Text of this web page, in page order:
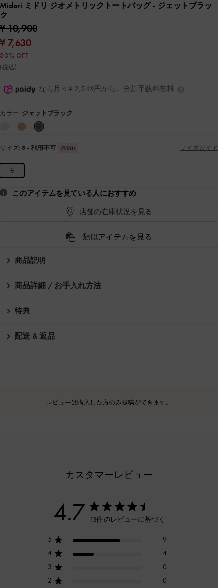
Midori ミドリ ジオメトリックトートバッグ- ジェットブラッ
ク
¥ 10,900
¥ 7,630
30% OFF
(税込)
なら月々¥ 2,543円から。分割手数料無料
カラー: ジェットブラック
サイズ: S - 利用不可 品切れ サイズガイド
S
このアイテムを見ている人におすすめ
店舗の在庫状況を見る
類似アイテムを見る
商品説明
商品詳細 / お手入れ方法
特典
配送 & 返品
レビューは購入した方のみ投稿ができます。
カスタマーレビュー
4.7 13件のレビューに基づく
5
9
4
4
3
0
2
0